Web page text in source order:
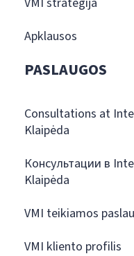
Apklausos
PASLAUGOS
Consultations at
Klaipėda
Консультации в
Klaipėda
VMI teikiamos
VMI kliento profilis